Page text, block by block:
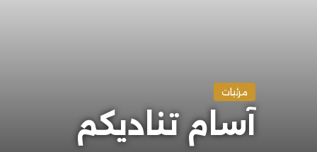
مرئيات
آسام تناديكم